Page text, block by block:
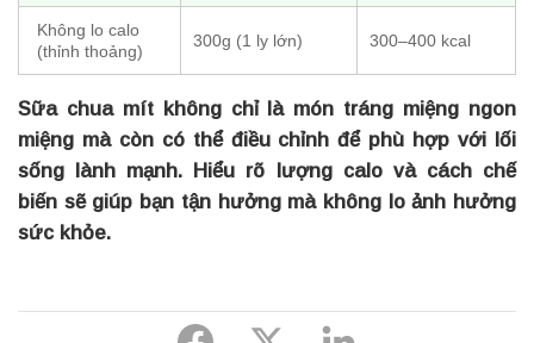
Không lo calo
(thỉnh thoảng)
300g (1 ly lớn) 300–400 kcal
Sữa chua mít không chỉ là món tráng miệng ngon
miệng mà còn có thể điều chỉnh để phù hợp với lối
sống lành mạnh. Hiểu rõ lượng calo và cách chế
biến sẽ giúp bạn tận hưởng mà không lo ảnh hưởng
sức khỏe.